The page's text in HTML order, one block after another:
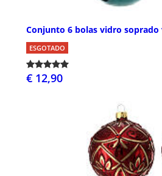
Conjunto 6 bolas vidro
ESGOTADO
€ 12,90